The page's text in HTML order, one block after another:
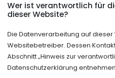
Wer ist verantwortlich für
dieser Website?
Die Datenverarbeitung auf
Websitebetreiber. Dessen
Abschnitt „Hinweis zur
Datenschutzerklärung